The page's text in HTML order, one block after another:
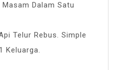
Dalam Satu
Telur Rebus. Simple
Keluarga.